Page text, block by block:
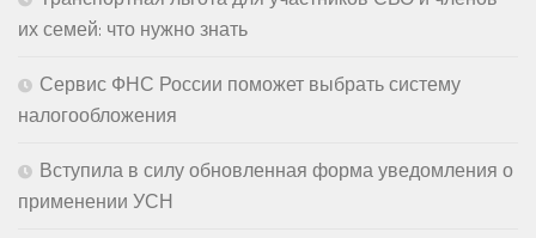
их семей: что нужно знать
Сервис ФНС России поможет выбрать систему
налогообложения
Вступила в силу обновленная форма уведомления о
применении УСН